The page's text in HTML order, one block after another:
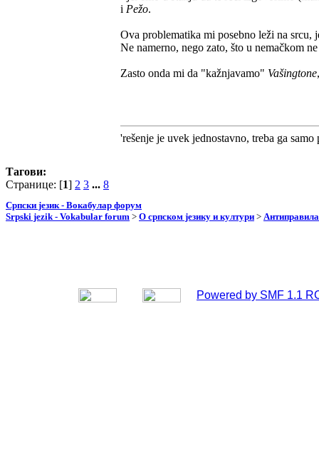
i Pežo.
Ova problematika mi posebno leži na
Ne namerno, nego zato, što u nemačkom
Zasto onda mi da "kažnjavamo" Vašingtone
'rešenje je uvek jednostavno, treba ga
Тагови:
Странице: [1] 2 3 ... 8
Српски језик - Вокабулар форум
Srpski jezik - Vokabular forum > О српском језику и култури > Антиправила
Powered by SMF 1.1